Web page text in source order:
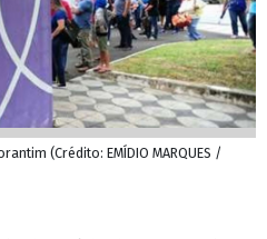
(Crédito: EMÍDIO MARQUES /